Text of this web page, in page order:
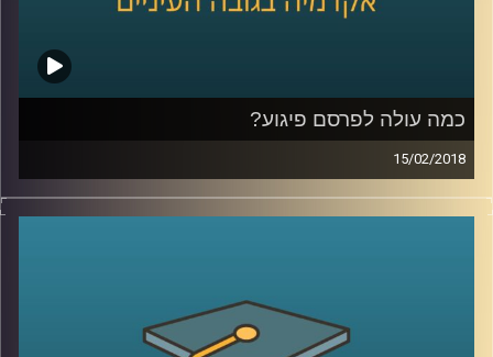
כמה עולה לפרסם פיגוע?
15/02/2018
מה אתם יותר זוכרים, את התמונה של מטוסי
קולה באותה השנה? מבט על ארגוני הטרור כעל
מותגים מסחריים שופך אור על יחסי הטרור